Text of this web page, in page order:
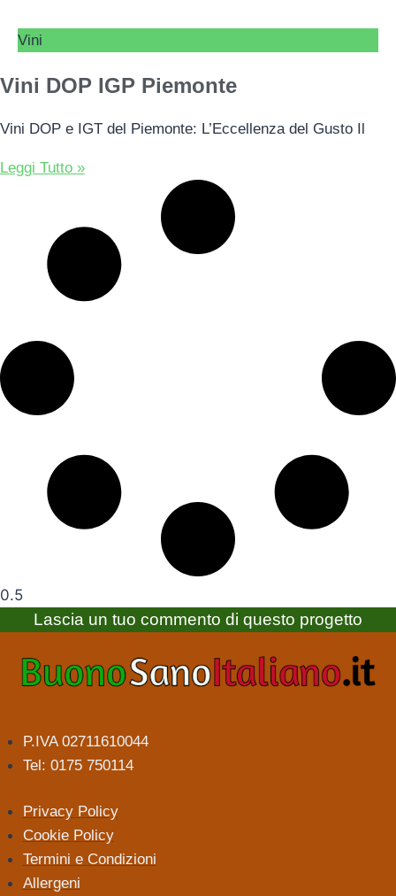
Vini
Vini DOP IGP Piemonte
Vini DOP e IGT del Piemonte: L’Eccellenza del Gusto Il
Leggi Tutto »
Lascia un tuo commento di questo progetto
P.IVA 02711610044
Tel: 0175 750114
Privacy Policy
Cookie Policy
Termini e Condizioni
Allergeni